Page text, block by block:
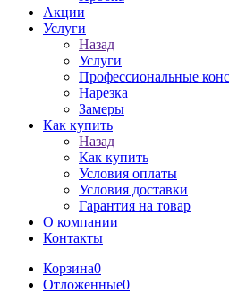
Акции
Услуги
Назад
Услуги
Профессиональные
Нарезка
Замеры
Как купить
Назад
Как купить
Условия оплаты
Условия доставки
Гарантия на товар
О компании
Контакты
Корзина0
Отложенные0